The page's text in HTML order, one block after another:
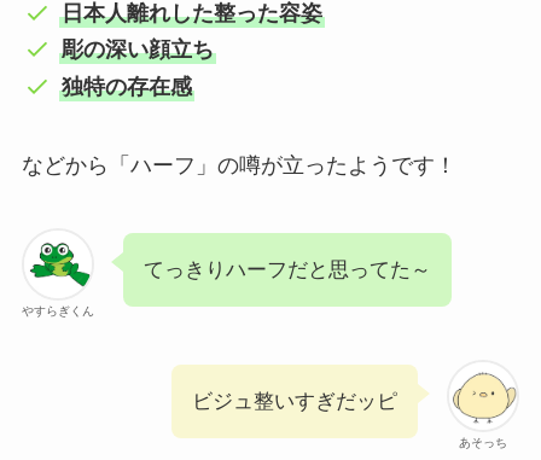
日本人離れした整った容姿
彫の深い顔立ち
独特の存在感
などから「ハーフ」の噂が立ったようです！
やすらぎくん
てっきりハーフだと思ってた～
あそっち
ビジュ整いすぎだッピ